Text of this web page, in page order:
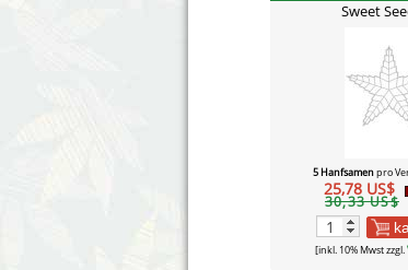
Sweet
5 Hanfsamenpro
25,78 US$
30,33 US$
[inkl. 10% Mwst zzgl.